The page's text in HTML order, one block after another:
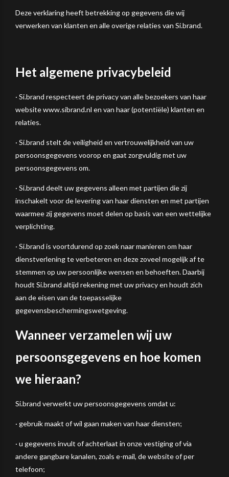
Deze verklaring heeft betrekking op gegevens die wij
verwerken van klanten en alle overige relaties van Si.brand.
Het algemene privacybeleid
· Si.brand respecteert de privacy van alle bezoekers van haar
website www.sibrand.nl en van haar (potentiële) klanten en
relaties.
· Si.brand stelt de veiligheid en vertrouwelijkheid van uw
persoonsgegevens voorop en gaat zorgvuldig met uw
persoonsgegevens om.
· Si.brand deelt uw gegevens alleen met partijen die zij
inschakelt voor de levering van haar diensten en met partijen
waarmee zij gegevens moet delen op basis van een wettelijke
verplichting.
· Si.brand is voortdurend op zoek naar manieren om haar
dienstverlening te verbeteren en deze zoveel mogelijk af te
stemmen op uw persoonlijke wensen en behoeften. Daarbij
houdt Si.brand altijd rekening met uw privacy en houdt zich
aan de eisen van de toepasselijke
gegevensbeschermingswetgeving.
Wanneer verzamelen wij uw
persoonsgegevens en hoe komen
we hieraan?
Si.brand verwerkt uw persoonsgegevens omdat u:
· gebruik maakt of wil gaan maken van haar diensten;
· u gegevens invult of achterlaat in onze vestiging of via
andere gangbare kanalen, zoals e-mail, de website of per
telefoon;